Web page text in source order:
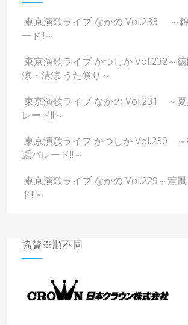
東京演歌ライブ なかの Vol.233 ～
ード!!～
東京演歌ライブ かつしか Vol.232～
涼・清涼 うた祭り～
東京演歌ライブ なかの Vol.231 ～
レード!!～
東京演歌ライブ かつしか Vol.230
謡パレード!!～
東京演歌ライブ なかの Vol.229～薫
ド!!～
協賛※順不同